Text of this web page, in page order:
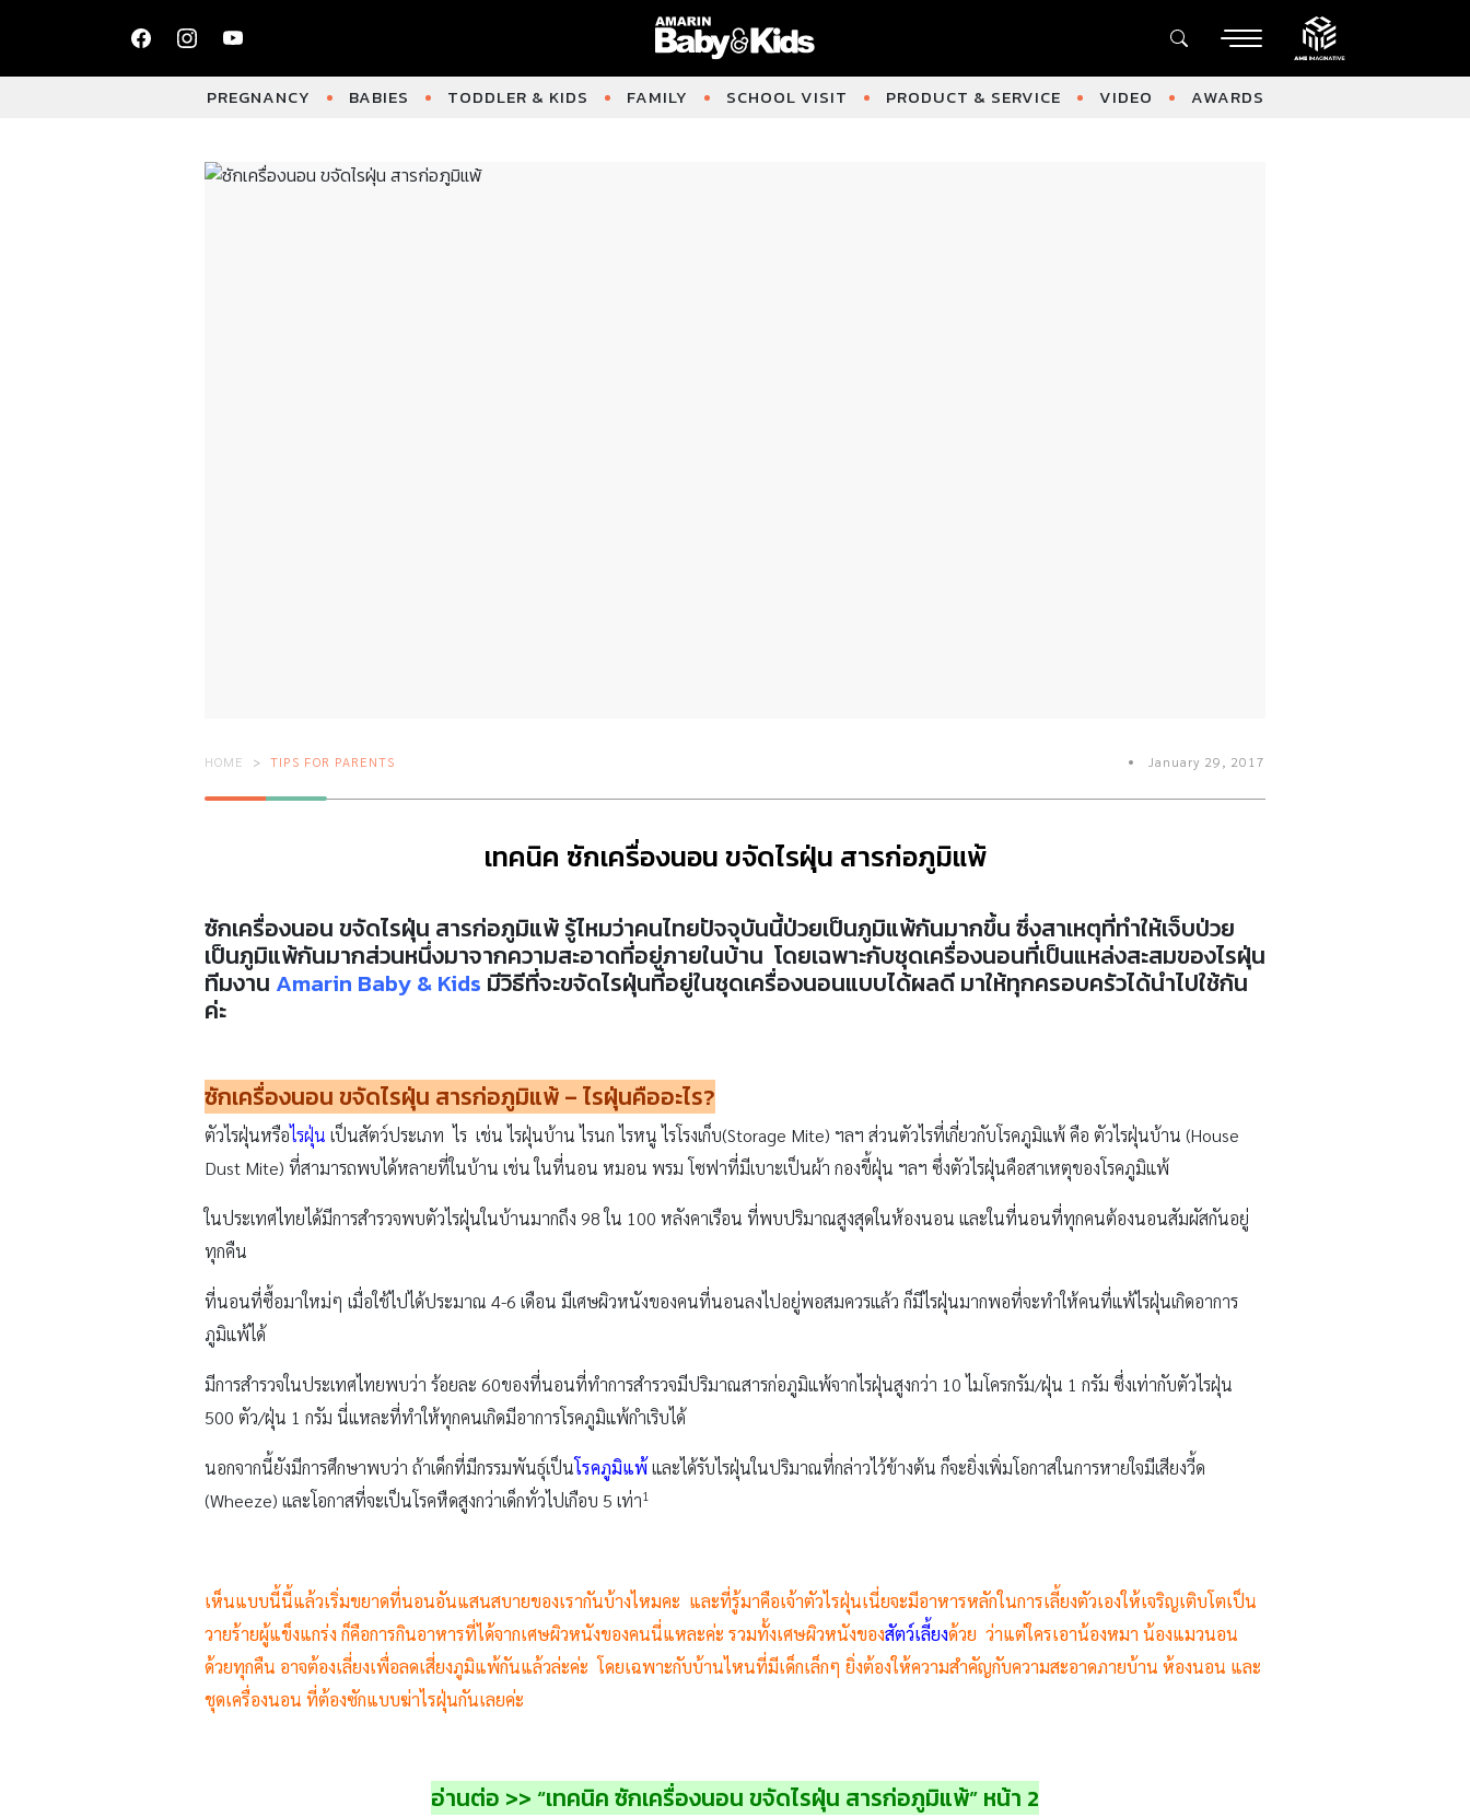
PREGNANCY BABIES TODDLER & KIDS FAMILY SCHOOL VISIT PRODUCT & SERVICE VIDEO AWARDS
HOME TIPS FOR PARENTS January 29, 2017
เทคนิค ซักเครื่องนอน ขจัดไรฝุ่น สารก่อภูมิแพ้
ซักเครื่องนอนขจัดไรฝุ่น สารก่อภูมิแพ้รู้ไหมว่าคนไทยปัจจุบันนี้ป่วยเป็นภูมิแพ้กันมากขึ้น ซึ่งสาเหตุที่ทำให้เจ็บป่วย
เป็นภูมิแพ้กันมากส่วนหนึ่งมาจากความสะอาดที่อยู่ภายในบ้าน โดยเฉพาะกับชุดเครื่องนอนที่เป็นแหล่งสะสมของไรฝุ่น
ทีมงาน Amarin Baby & Kids มีวิธีที่จะขจัดไรฝุ่นที่อยู่ในชุดเครื่องนอนแบบได้ผลดี มาให้ทุกครอบครัวได้นำไปใช้กัน
ค่ะ
ซักเครื่องนอน ขจัดไรฝุ่น สารก่อภูมิแพ้–ไรฝุ่นคืออะไร?
ตัวไรฝุ่นหรือไรฝุ่น เป็นสัตว์ประเภท ไร เช่น ไรฝุ่นบ้าน ไรนก ไรหนู ไรโรงเก็บ(Storage Mite) ฯลฯ ส่วนตัวไรที่เกี่ยวกับโรคภูมิแพ้ คือ ตัวไรฝุ่นบ้าน (House
Dust Mite) ที่สามารถพบได้หลายที่ในบ้าน เช่น ในที่นอน หมอน พรม โซฟาที่มีเบาะเป็นผ้า กองขี้ฝุ่น ฯลฯ ซึ่งตัวไรฝุ่นคือสาเหตุของโรคภูมิแพ้
ในประเทศไทยได้มีการสำรวจพบตัวไรฝุ่นในบ้านมากถึง 98 ใน 100 หลังคาเรือน ที่พบปริมาณสูงสุดในห้องนอน และในที่นอนที่ทุกคนต้องนอนสัมผัสกันอยู่
ทุกคืน
ที่นอนที่ซื้อมาใหม่ๆ เมื่อใช้ไปได้ประมาณ 4-6 เดือน มีเศษผิวหนังของคนที่นอนลงไปอยู่พอสมควรแล้ว ก็มีไรฝุ่นมากพอที่จะทำให้คนที่แพ้ไรฝุ่นเกิดอาการ
ภูมิแพ้ได้
มีการสำรวจในประเทศไทยพบว่า ร้อยละ 60ของที่นอนที่ทำการสำรวจมีปริมาณสารก่อภูมิแพ้จากไรฝุ่นสูงกว่า 10 ไมโครกรัม/ฝุ่น 1 กรัม ซึ่งเท่ากับตัวไรฝุ่น
500 ตัว/ฝุ่น 1 กรัม นี่แหละที่ทำให้ทุกคนเกิดมีอาการโรคภูมิแพ้กำเริบได้
นอกจากนี้ยังมีการศึกษาพบว่า ถ้าเด็กที่มีกรรมพันธุ์เป็นโรคภูมิแพ้ และได้รับไรฝุ่นในปริมาณที่กล่าวไว้ข้างต้น ก็จะยิ่งเพิ่มโอกาสในการหายใจมีเสียงวี้ด
(Wheeze) และโอกาสที่จะเป็นโรคหืดสูงกว่าเด็กทั่วไปเกือบ 5 เท่า1
เห็นแบบนี้นี้แล้วเริ่มขยาดที่นอนอันแสนสบายของเรากันบ้างไหมคะ และที่รู้มาคือเจ้าตัวไรฝุ่นเนี่ยจะมีอาหารหลักในการเลี้ยงตัวเองให้เจริญเติบโตเป็น
วายร้ายผู้แข็งแกร่ง ก็คือการกินอาหารที่ได้จากเศษผิวหนังของคนนี่แหละค่ะ รวมทั้งเศษผิวหนังของสัตว์เลี้ยงด้วย ว่าแต่ใครเอาน้องหมา น้องแมวนอน
ด้วยทุกคืน อาจต้องเลี่ยงเพื่อลดเสี่ยงภูมิแพ้กันแล้วล่ะค่ะ โดยเฉพาะกับบ้านไหนที่มีเด็กเล็กๆ ยิ่งต้องให้ความสำคัญกับความสะอาดภายบ้าน ห้องนอน และ
ชุดเครื่องนอน ที่ต้องซักแบบฆ่าไรฝุ่นกันเลยค่ะ
อ่านต่อ >> “เทคนิค ซักเครื่องนอน ขจัดไรฝุ่น สารก่อภูมิแพ้” หน้า 2